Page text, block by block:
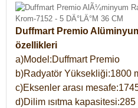
Duffmart Premio
özellikleri
a)Model:Duffmart Premio
b)Radyatör Yüksekliği:1800
c)Eksenler arası
d)Dilim ısıtma kapasitesi:285